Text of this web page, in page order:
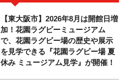
【東大阪市】2026年8月は開館日増
加！花園ラグビーミュージアム
で、花園ラグビー場の歴史や展示
を見学できる『花園ラグビー場 夏
休み ミュージアム見学』が開催！